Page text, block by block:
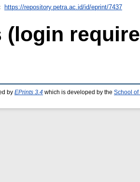
https://repository.petra.ac.id/id/eprint/7437
(login
by EPrints 3.4 which is developed by the School of